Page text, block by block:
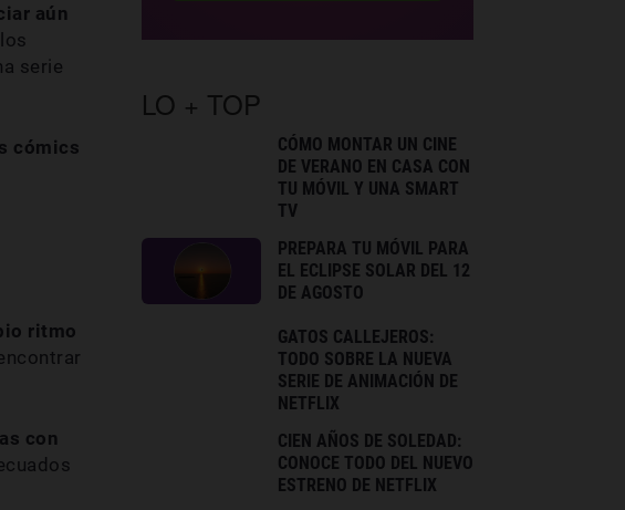
aún
serie
cómics
ritmo
con
LO + TOP
CÓMO MONTAR UN CINE
DE VERANO EN CASA CON
TU MÓVIL Y UNA SMART
TV
PREPARA TU MÓVIL PARA
EL ECLIPSE SOLAR DEL 12
DE AGOSTO
GATOS CALLEJEROS:
TODO SOBRE LA NUEVA
SERIE DE ANIMACIÓN DE
NETFLIX
CIEN AÑOS DE SOLEDAD:
CONOCE TODO DEL NUEVO
ESTRENO DE NETFLIX